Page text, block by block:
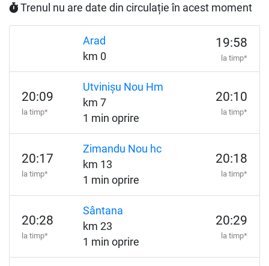
Trenul nu are date din circulație în acest moment
Arad
km 0
19:58
la timp*
20:09
la timp*
Utvinișu Nou Hm
km 7
1 min oprire
20:10
la timp*
20:17
la timp*
Zimandu Nou hc
km 13
1 min oprire
20:18
la timp*
20:28
la timp*
Sântana
km 23
1 min oprire
20:29
la timp*